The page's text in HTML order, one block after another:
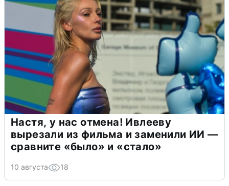
Настя, у нас отмена! Ивлееву
вырезали из фильма и заменили ИИ —
сравните «было» и «стало»
10 августа 18